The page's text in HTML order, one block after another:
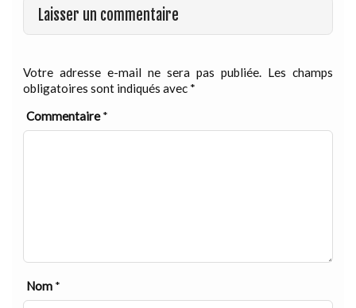
Laisser un commentaire
Votre adresse e-mail ne sera pas publiée. Les champs
obligatoires sont indiqués avec *
Commentaire*
Nom *